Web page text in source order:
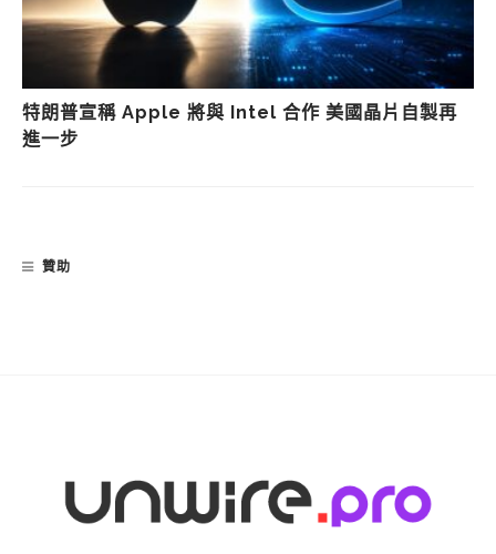
特朗普宣稱 Apple 將與 Intel 合作 美國晶片自製再
進一步
贊助